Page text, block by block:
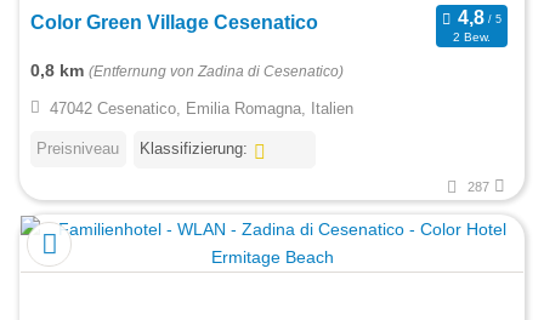
Color Green Village Cesenatico
2 Bew.
0,8 km (Entfernung von Zadina di Cesenatico)
47042 Cesenatico, Emilia Romagna, Italien
Preisniveau Klassifizierung:
287